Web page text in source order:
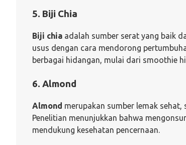
5. Biji Chia
Biji chia adalah sumber serat yang baik
usus dengan cara mendorong
berbagai hidangan, mulai dari smoothie
6. Almond
Almond merupakan sumber lemak
Penelitian menunjukkan bahwa
mendukung kesehatan pencernaan.